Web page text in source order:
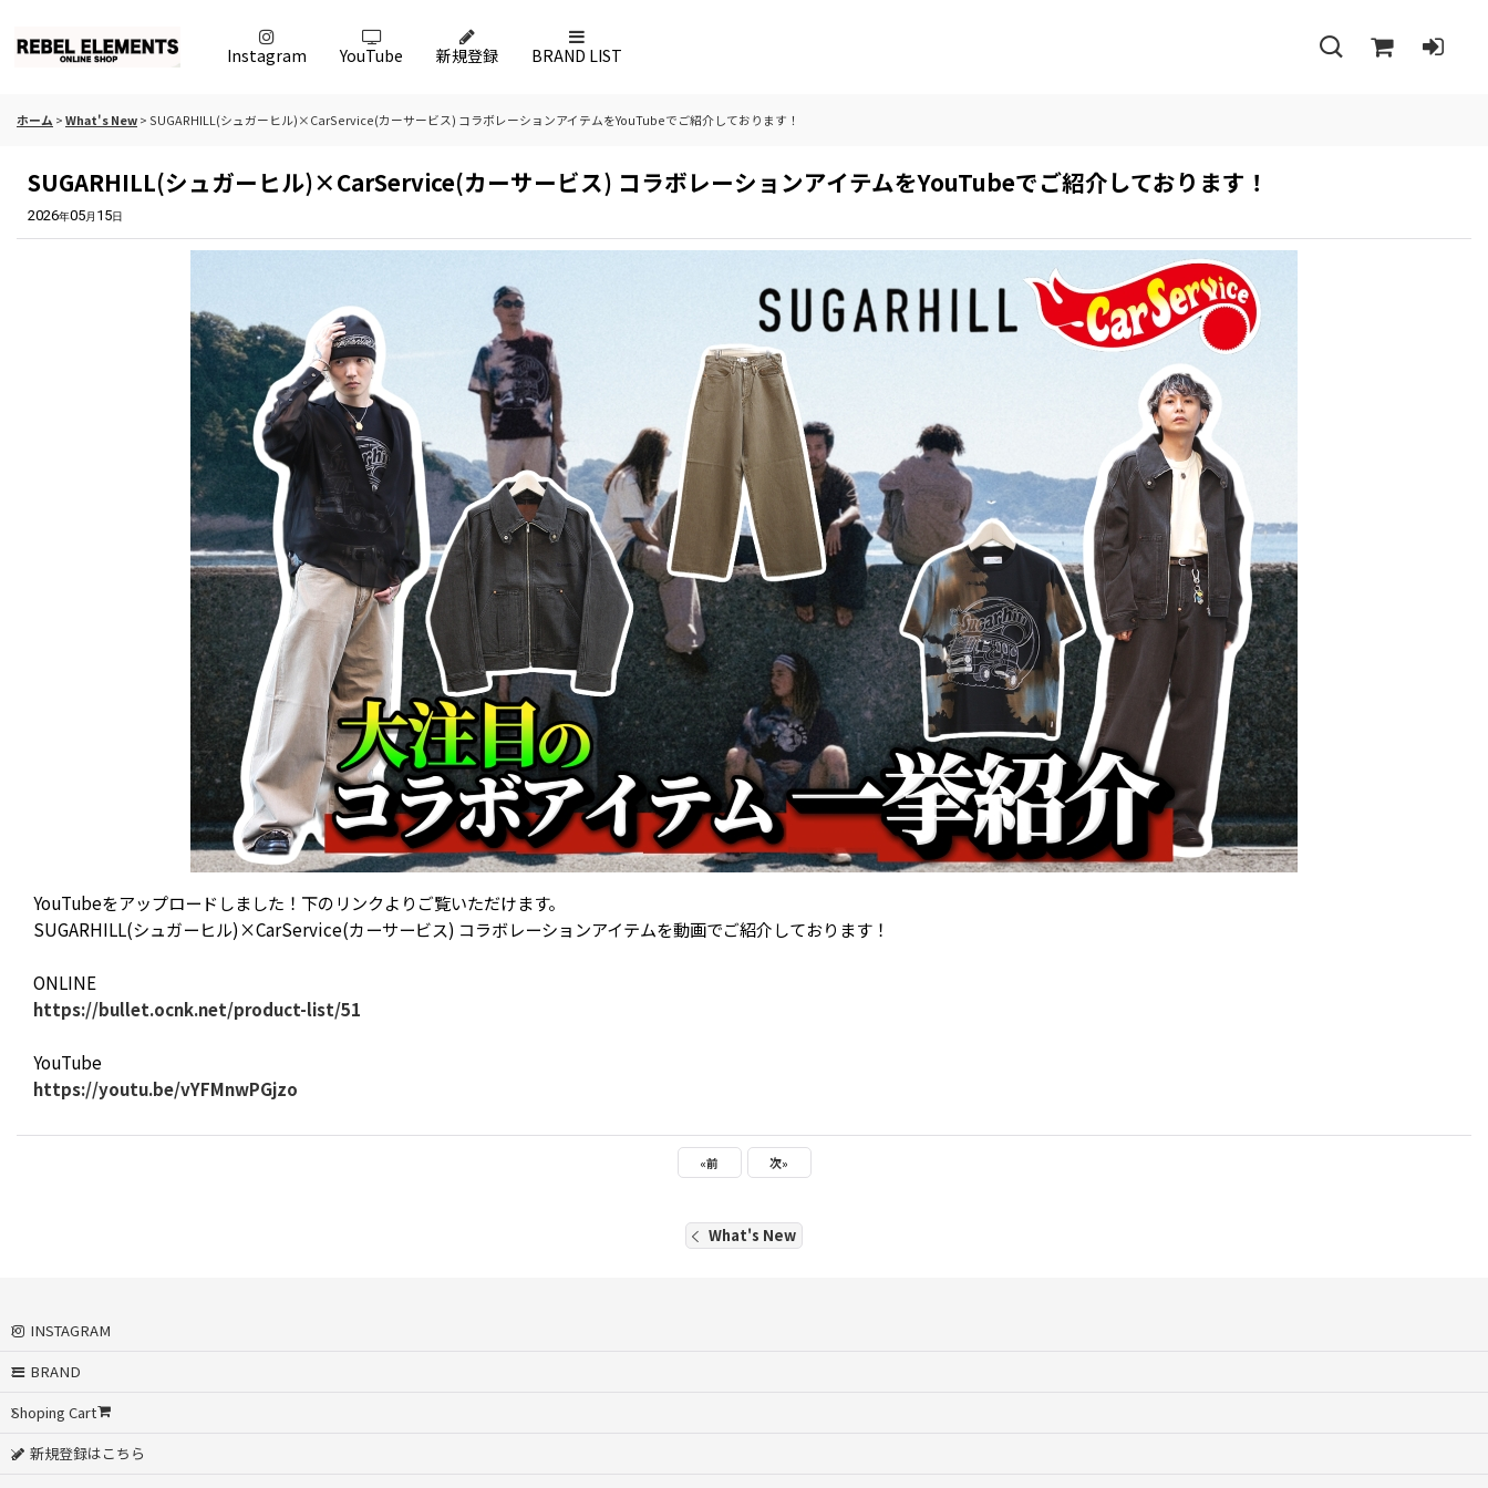
Instagram YouTube 新規登録 BRAND LIST
ホーム >What's New> SUGARHILL(シュガーヒル)×CarService(カーサービス) コラボレーションアイテムをYouTubeでご紹介しております！
SUGARHILL(シュガーヒル)×CarService(カーサービス) コラボレーションアイテムをYouTubeでご紹介しております！
2026年05月 15日
YouTubeをアップロードしました！下のリンクよりご覧いただけます。
SUGARHILL(シュガーヒル)×CarService(カーサービス) コラボレーションアイテムを動画でご紹介しております！
ONLINE
https://bullet.ocnk.net/product-list/51
YouTube
https://youtu.be/vYFMnwPGjzo
«前 次»
What's New
INSTAGRAM
BRAND
Shoping Cart
新規登録はこちら